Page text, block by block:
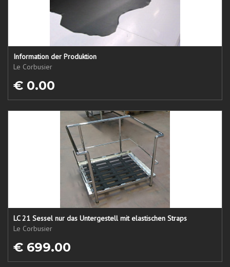
Information der Produktion
Le Corbusier
€ 0.00
LC 21 Sessel nur das Untergestell mit elastischen Straps
Le Corbusier
€ 699.00